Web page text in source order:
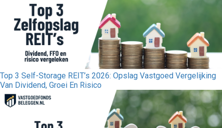
Top 3 Self-Storage REIT’s 2026: Opslag Vastgoed Vergelijking
Van Dividend, Groei En Risico